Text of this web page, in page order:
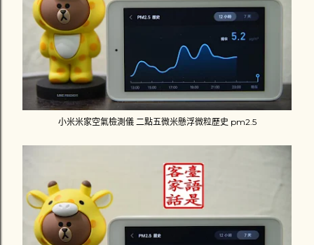
小米米家空氣檢測儀 二點五微米懸浮微粒歷史 pm2.5